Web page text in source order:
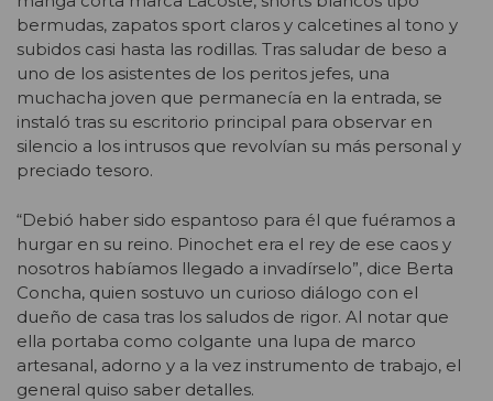
bermudas, zapatos sport claros y calcetines al tono y
subidos casi hasta las rodillas. Tras saludar de beso a
uno de los asistentes de los peritos jefes, una
muchacha joven que permanecía en la entrada, se
instaló tras su escritorio principal para observar en
silencio a los intrusos que revolvían su más personal y
preciado tesoro.
“Debió haber sido espantoso para él que fuéramos a
hurgar en su reino. Pinochet era el rey de ese caos y
nosotros habíamos llegado a invadírselo”, dice Berta
Concha, quien sostuvo un curioso diálogo con el
dueño de casa tras los saludos de rigor. Al notar que
ella portaba como colgante una lupa de marco
artesanal, adorno y a la vez instrumento de trabajo, el
general quiso saber detalles.